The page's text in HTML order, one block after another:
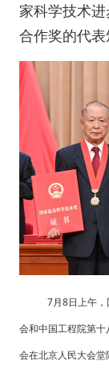
家科学技术
合作奖的代表
7月8日上午
会和中国工程院第
会在北京人民大会